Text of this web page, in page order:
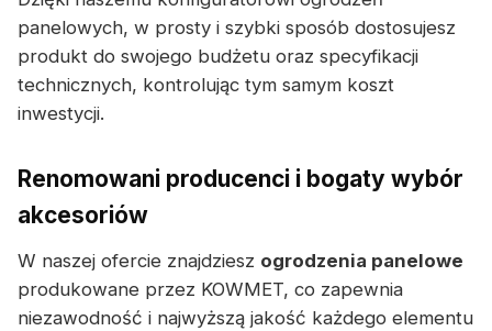
panelowych, w prosty i szybki sposób dostosujesz
produkt do swojego budżetu oraz specyfikacji
technicznych, kontrolując tym samym koszt
inwestycji.
Renomowani producenci i bogaty wybór
akcesoriów
W naszej ofercie znajdziesz ogrodzenia panelowe
produkowane przez KOWMET, co zapewnia
niezawodność i najwyższą jakość każdego elementu